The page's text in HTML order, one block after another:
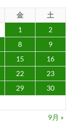
金
土
1
2
8
9
15
16
22
23
29
30
9月 »